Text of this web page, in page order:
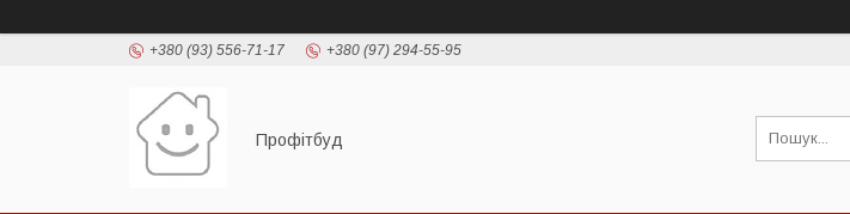
+380 (93) 556-71-17 +380 (97) 294-55-95
Профітбуд